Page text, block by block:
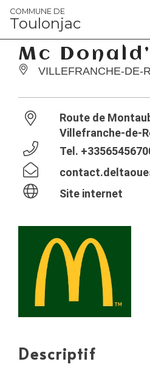
Panneau de gestion des
COMMUNE DE
Toulonjac
Mc
VILLEFRANCHE-DE-
Route de
Villefranche-de-
Tel.
Site internet
Descriptif